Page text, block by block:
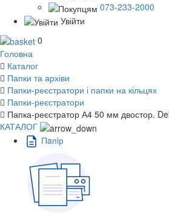
073-233-2000
Увійти
0
Головна
Каталог
Папки та архіви
Папки-реєстратори і папки на кільцях
Папки-реєстратори
Папка-реєстратор А4 50 мм двостор.
КАТАЛОГ
Пaпiр